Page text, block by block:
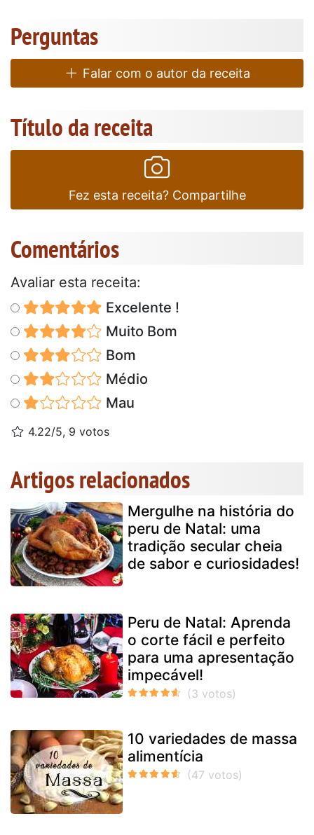
Perguntas
Falar com o autor da receita
Título da receita
Fez esta receita? Compartilhe
Comentários
Avaliar esta receita:
Excelente !
Muito Bom
Bom
Médio
Mau
4.22/5, 9 votos
Artigos relacionados
Mergulhe na história do
peru de Natal: uma
tradição secular cheia
de sabor e curiosidades!
Peru de Natal: Aprenda
o corte fácil e perfeito
para uma apresentação
impecável!
10 variedades de massa
alimentícia